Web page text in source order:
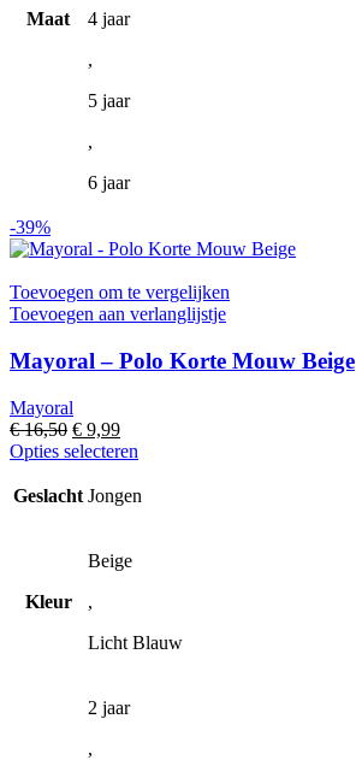
Maat
4 jaar
,
5 jaar
,
6 jaar
-39%
Toevoegen om te vergelijken
Toevoegen aan verlanglijstje
Mayoral – Polo Korte Mouw Beige
Mayoral
€16,50 Oorspronkelijke
prijs
€ 16,50.
€ 9,99Huidige
prijs
€ 9,99.
Opties selecteren
heeft
worden
Geslacht Jongen
Kleur
Beige
,
Licht Blauw
2 jaar
,